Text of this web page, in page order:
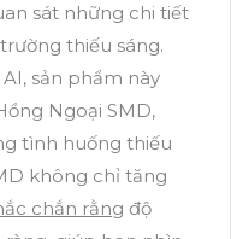
sát những chi tiết
thiếu sáng.
sản phẩm này
Ngoại SMD,
tình huống thiếu
không chỉ tăng
chắn rằng độ